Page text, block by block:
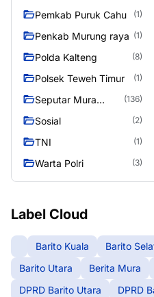
Pemkab Puruk Cahu (1)
Penkab Murung raya (1)
Polda Kalteng (8)
Polsek Teweh Timur (1)
Seputar Mura
(136)
Sosial (2)
TNI (1)
Warta Polri (3)
Label Cloud
Barito Kuala Barito
Barito Utara
Berita Mura
DPRD Barito Utara
DPRD